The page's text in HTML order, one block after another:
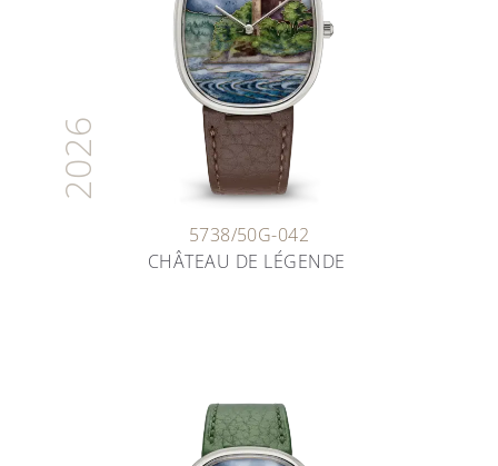
2026
5738/50G-042
CHÂTEAU DE LÉGENDE